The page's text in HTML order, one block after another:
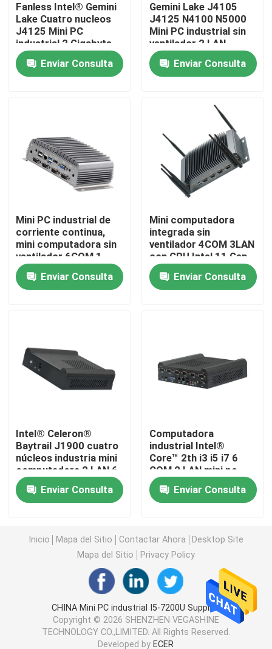
Inicio
Productos
Visita a la fábrica
Control de Calidad
Contacto
Solicitar una cotización
Mini Pc industrial
tableta rugosa
Mini PC de OPS
mini PC dual del lan
PC de criptominería
mini placa madre del itx
Placa base de 3,5 y 4 pulgadas
Fanless Intel® Gemini
Lake Cuatro nucleos
J4125 Mini PC
industrial 2 Gigabyte
NIC 6COM Nuc
Enviar Consulta
Gemini Lake J4105
J4125 N4100 N5000
Mini PC industrial sin
ventilador 2 LAN
6COM Nuc
Enviar Consulta
Mini PC industrial de
corriente continua,
mini computadora sin
ventilador 6COM 1
LAN de cuatro núcleos
J4205Enviar Consulta
Mini computadora
integrada sin
ventilador 4COM 3LAN
con CPU Intel 11 Gen
Tiger Lake 6305
Enviar Consulta
Intel® Celeron®
Baytrail J1900 cuatro
núcleos industria mini
computadora 2 LAN 6
RS232 COM
Enviar Consulta
Computadora
industrial Intel®
Core™ 2th i3 i5 i7 6
COM 2 LAN mini pc
Alimentación de CC
Enviar Consulta
Inicio Mapa del Sitio Contactar Ahora
Desktop Site
Mapa del Sitio
Privacy Policy
CHINA Mini PC industrial I5-7200U Supplier.
Copyright © 2026 SHENZHEN VEGASHINE
TECHNOLOGY CO.,LIMITED. All Rights Reserved.
Developed by ECER